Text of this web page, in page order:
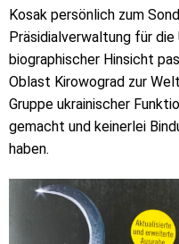
Kosak persönlich zum
Präsidialverwaltung für die
biographischer Hinsicht
Oblast Kirowograd zur
Gruppe ukrainischer
gemacht und keinerlei
haben.